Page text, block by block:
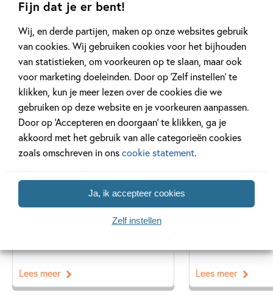
Fijn dat je er bent!
Wij, en derde partijen, maken op onze websites gebruik
van cookies. Wij gebruiken cookies voor het bijhouden
van statistieken, om voorkeuren op te slaan, maar ook
voor marketing doeleinden. Door op ‘Zelf instellen’ te
klikken, kun je meer lezen over de cookies die we
gebruiken op deze website en je voorkeuren aanpassen.
Door op ‘Accepteren en doorgaan’ te klikken, ga je
akkoord met het gebruik van alle categorieën cookies
zoals omschreven in onscookie statement.
Ja, ik accepteer cookies
Zelf instellen
Gerelateerde artikelen
Verveel je geen moment
met deze kleurboeken!
Tiplijst
Lees meer
Ons
Kinderpanel
Lees meer